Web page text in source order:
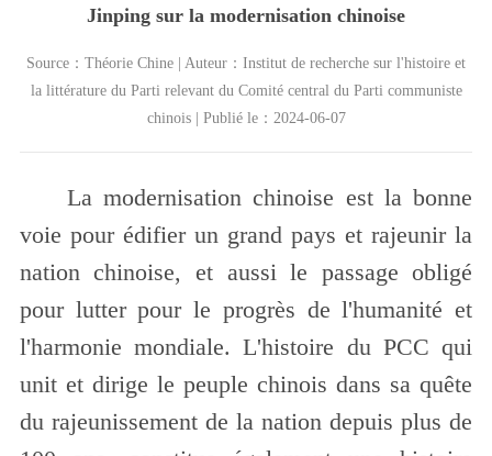
Jinping sur la modernisation chinoise
Source：Théorie Chine | Auteur：​Institut de recherche sur l'histoire et
la littérature du Parti relevant du Comité central du Parti communiste
chinois | Publié le：2024-06-07
La modernisation chinoise est la bonne
voie pour édifier un grand pays et rajeunir la
nation chinoise, et aussi le passage obligé
pour lutter pour le progrès de l'humanité et
l'harmonie mondiale. L'histoire du PCC qui
unit et dirige le peuple chinois dans sa quête
du rajeunissement de la nation depuis plus de